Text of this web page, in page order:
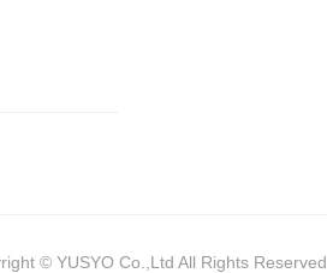
© YUSYO Co.,Ltd All Rights Reserved.